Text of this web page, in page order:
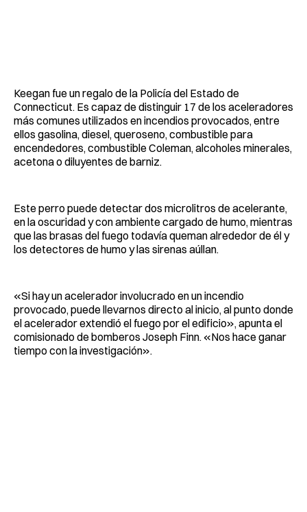
Keegan fue un regalo de la Policía del Estado de
Connecticut. Es capaz de distinguir 17 de los aceleradores
más comunes utilizados en incendios provocados, entre
ellos gasolina, diesel, queroseno, combustible para
encendedores, combustible Coleman, alcoholes minerales,
acetona o diluyentes de barniz.
Este perro puede detectar dos microlitros de acelerante,
en la oscuridad y con ambiente cargado de humo, mientras
que las brasas del fuego todavía queman alrededor de él y
los detectores de humo y las sirenas aúllan.
«Si hay un acelerador involucrado en un incendio
provocado, puede llevarnos directo al inicio, al punto donde
el acelerador extendió el fuego por el edificio», apunta el
comisionado de bomberos Joseph Finn. «Nos hace ganar
tiempo con la investigación».